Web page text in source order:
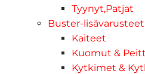
Tyynyt,Patjat
Buster-lisävarusteet
Kaiteet
Kuomut &
Kytkimet &